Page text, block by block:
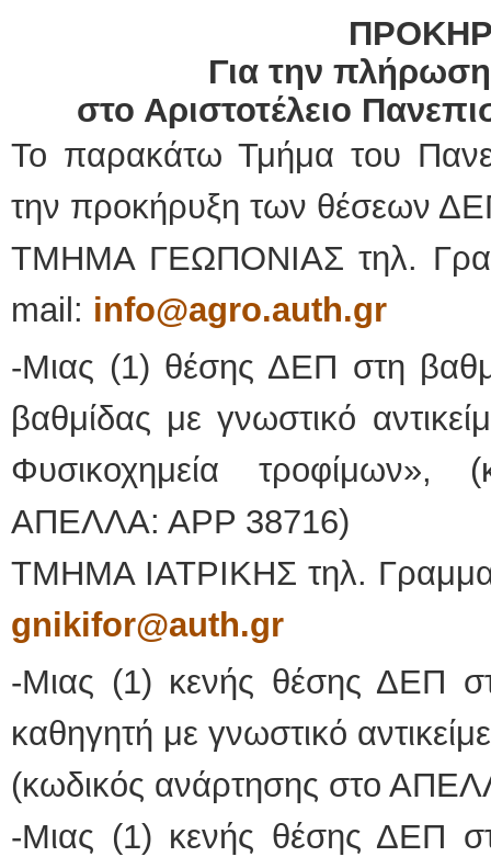
Για την
στο Αριστοτέλειο
Το παρακάτω Τμήμα του
την προκήρυξη των θέσεων
ΤΜΗΜΑ ΓΕΩΠΟΝΙΑΣ τηλ.
mail: info@agro.auth.gr
-Μιας (1) θέσης ΔΕΠ στη
βαθμίδας με γνωστικό
Φυσικοχημεία τροφίμων»,
ΑΠΕΛΛΑ: ΑΡΡ 38716)
ΤΜΗΜΑ ΙΑΤΡΙΚΗΣ τηλ.
gnikifor@auth.gr
-Μιας (1) κενής θέσης ΔΕΠ
καθηγητή με γνωστικό
(κωδικός ανάρτησης στο
-Μιας (1) κενής θέσης ΔΕΠ